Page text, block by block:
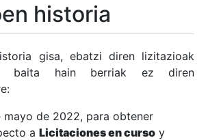
historia
gisa, ebatzi diren lizitazioak
baita hain berriak ez diren
de 2022, para obtener
a Licitaciones en curso y